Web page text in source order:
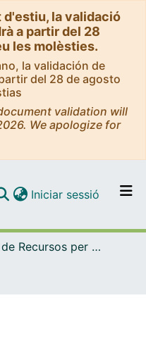
d'estiu, la validació
a partir del 28
les molèsties.
la validación de
del 28 de agosto
validation will
We apologize for
per tot el DD
publicar
Iniciar sessió (current)
Centre de Recursos per a l'Aprenentatge i la Investigació (CRAI-UB) - Institucional